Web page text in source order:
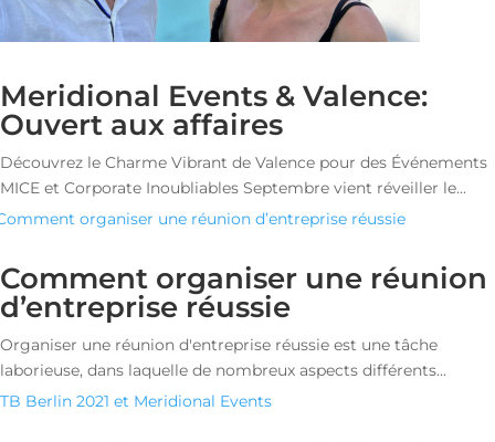
Meridional Events & Valence:
Ouvert aux affaires
Découvrez le Charme Vibrant de Valence pour des Événements
MICE et Corporate Inoubliables Septembre vient réveiller le...
Comment organiser une réunion
d’entreprise réussie
Organiser une réunion d'entreprise réussie est une tâche
laborieuse, dans laquelle de nombreux aspects différents...